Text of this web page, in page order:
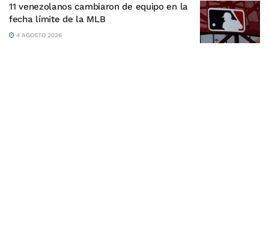
11 venezolanos cambiaron de equipo en la
fecha límite de la MLB
4 AGOSTO 2026